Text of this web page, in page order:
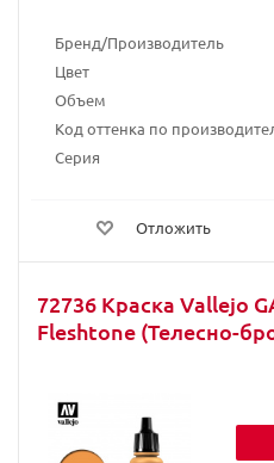
Бренд/Производитель
Цвет
Объем
Код оттенка по
Серия
Отложить
72736 Краска Vallejo
Fleshtone (Телесно-